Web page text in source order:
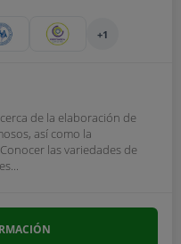
+1
de la elaboración de
así como la
las variedades de